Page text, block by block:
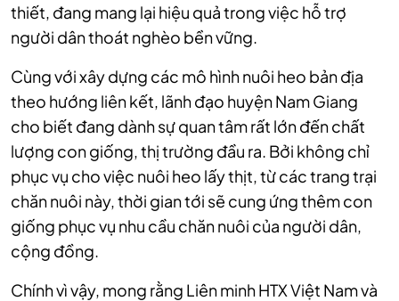
thiết, đang mang lại hiệu quả trong việc hỗ trợ
người dân thoát nghèo bền vững.
Cùng với xây dựng các mô hình nuôi heo bản địa
theo hướng liên kết, lãnh đạo huyện Nam Giang
cho biết đang dành sự quan tâm rất lớn đến chất
lượng con giống, thị trường đầu ra. Bởi không chỉ
phục vụ cho việc nuôi heo lấy thịt, từ các trang trại
chăn nuôi này, thời gian tới sẽ cung ứng thêm con
giống phục vụ nhu cầu chăn nuôi của người dân,
cộng đồng.
Chính vì vậy, mong rằng Liên minh HTX Việt Nam và